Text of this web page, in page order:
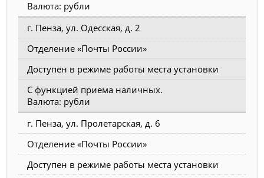
Валюта: рубли
г. Пенза, ул. Одесская, д. 2
Отделение «Почты России»
Доступен в режиме работы места установки
С функцией приема наличных.
Валюта: рубли
г. Пенза, ул. Пролетарская, д. 6
Отделение «Почты России»
Доступен в режиме работы места установки